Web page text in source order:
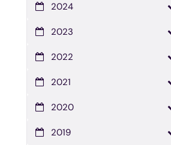
2024
2023
2022
2021
2020
2019